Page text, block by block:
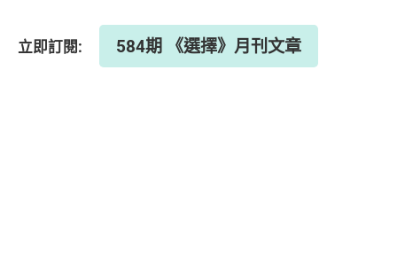
立即訂閱: 584期 《選擇》月刊文章